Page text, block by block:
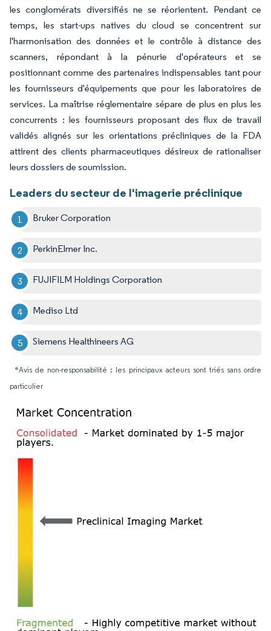
les conglomérats diversifiés ne se réorientent. Pendant ce
temps, les start-ups natives du cloud se concentrent sur
l'harmonisation des données et le contrôle à distance des
scanners, répondant à la pénurie d'opérateurs et se
positionnant comme des partenaires indispensables tant pour
les fournisseurs d'équipements que pour les laboratoires de
services. La maîtrise réglementaire sépare de plus en plus les
concurrents : les fournisseurs proposant des flux de travail
validés alignés sur les orientations précliniques de la FDA
attirent des clients pharmaceutiques désireux de rationaliser
leurs dossiers de soumission.
Leaders du secteur de l'imagerie préclinique
Bruker Corporation
PerkinElmer Inc.
FUJIFILM Holdings Corporation
Mediso Ltd
Siemens Healthineers AG
*Avis de non-responsabilité : les principaux acteurs sont triés sans ordre
particulier